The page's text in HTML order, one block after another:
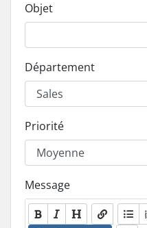
Objet
Département
Priorité
Message